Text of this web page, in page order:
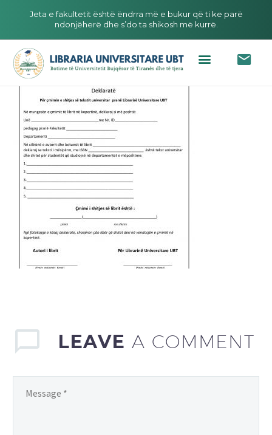
Jeta e fakultetit është ëndrra më e bukur që ti ke parë
ndonjëherë dhe s’do ta shikosh më kurrë.
LEAVE A COMMENT